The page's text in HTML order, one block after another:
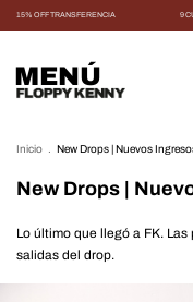
15% OFF TRANSFERENCIA 9
MENÚ
Inicio New Drops | Nuevos
New Drops |
Lo último que llegó a FK.
salidas del drop.